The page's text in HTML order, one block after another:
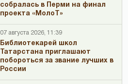
собралась в Перми на финал
проекта «МолоТ»
07 августа 2026, 11:39
Библиотекарей школ
Татарстана приглашают
побороться за звание лучших в
России